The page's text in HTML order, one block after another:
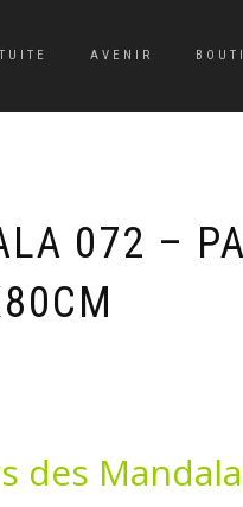
AVENIR
072 –
des